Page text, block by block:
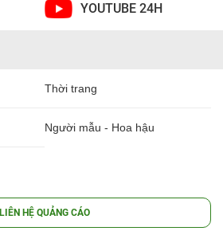
YOUTUBE 24H
Thời trang
Người mẫu - Hoa hậu
LIÊN HỆ QUẢNG CÁO